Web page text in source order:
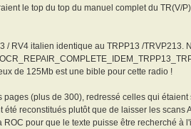
le top du top du manuel complet du
/ RV4 italien identique au TRPP13 /TRVP213.
de 125Mb est une bible pour cette radio !
pages (plus de 300), redressé celles qui
été reconstitués plutôt que de laisser les scans
ROC pour que le texte puisse être recherché à